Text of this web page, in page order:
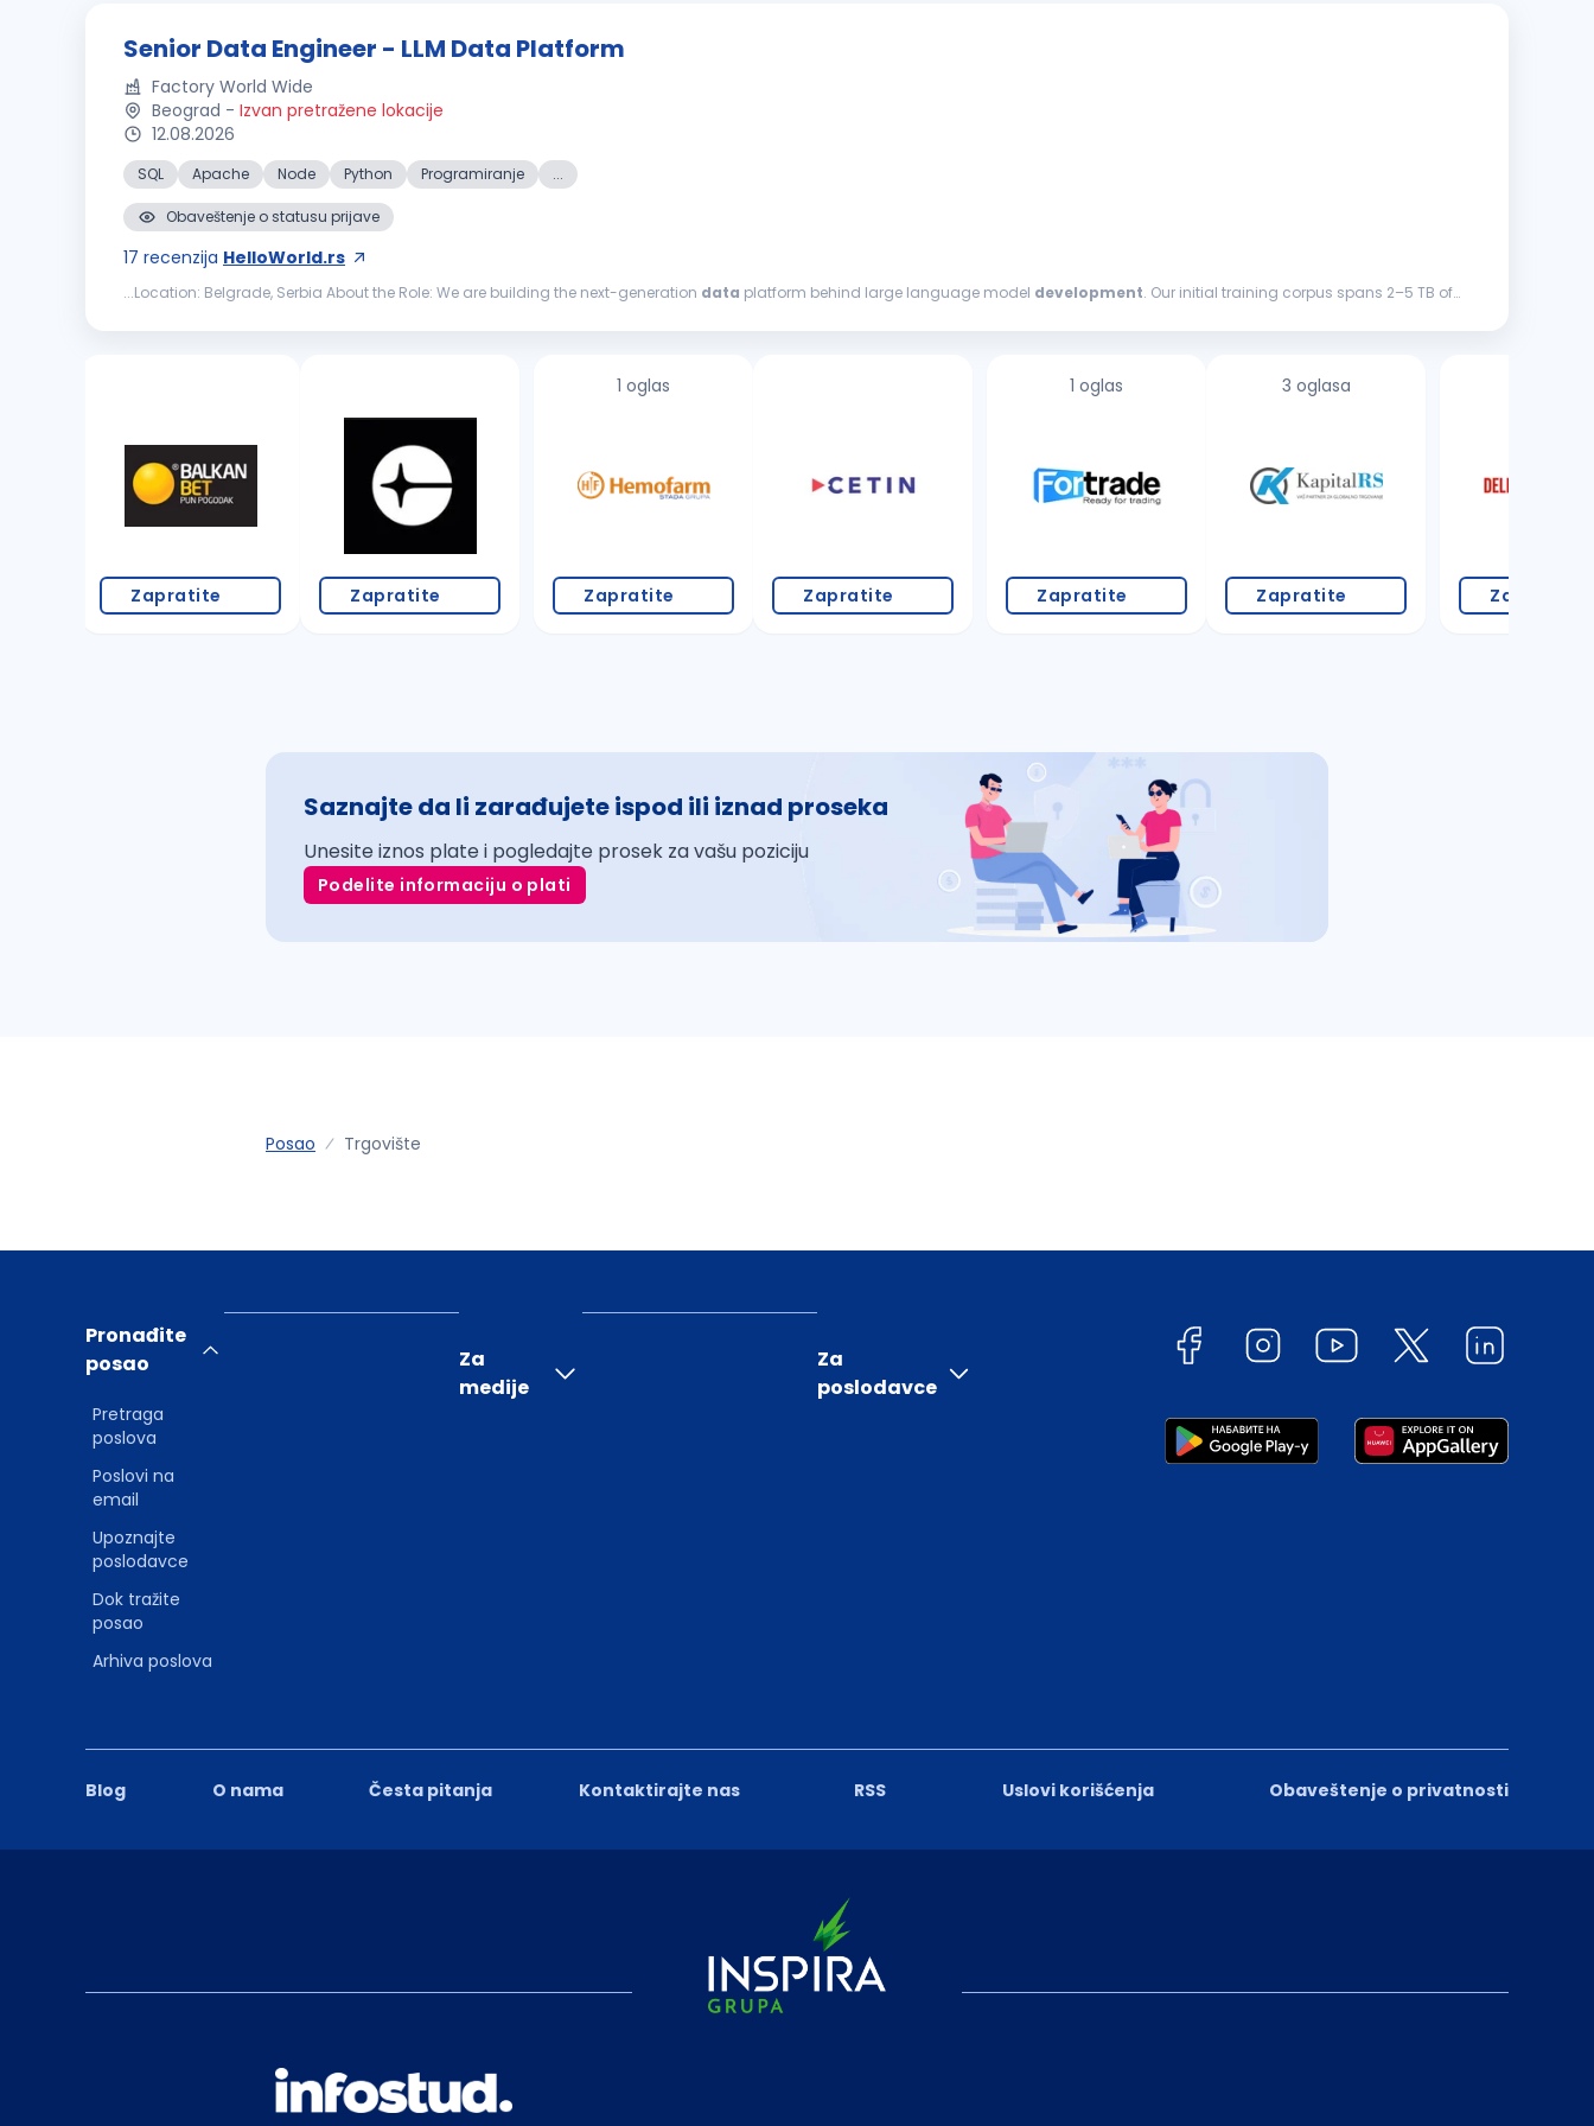
Senior Data Engineer - LLM Data Platform
Factory World Wide
Beograd - Izvan pretražene lokacije
12.08.2026
SQL Apache Node Python Programiranje ...
Obaveštenje o statusu prijave
17 recenzija HelloWorld.rs
...Location: Belgrade, Serbia About the Role: We are building the next-generation data platform behind large language model development. Our initial training corpus spans 2–5 TB of
Zapratite Zapratite
1 oglas
Zapratite Zapratite
1 oglas
Zapratite
3 oglasa
Zapratite Zapratite
Saznajte da li zarađujete ispod ili iznad proseka
Unesite iznos plate i pogledajte prosek za vašu poziciju
Podelite informaciju o plati
Posao Trgovište
Blog O nama Česta pitanja Kontaktirajte nas RSS Uslovi korišćenja Obaveštenje o privatnosti
Pronađite
posao
Pretraga
poslova
Poslovi na
email
Upoznajte
poslodavce
Dok tražite
posao
Arhiva poslova
Za
medije
Za
poslodavce